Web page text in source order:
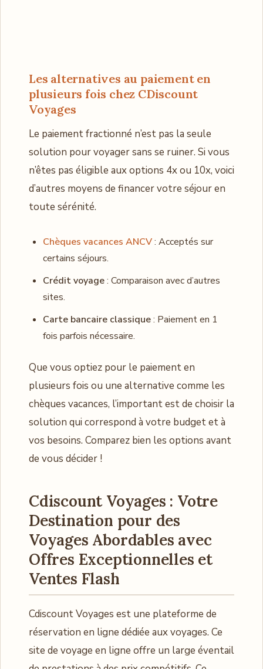
Les alternatives au paiement en
plusieurs fois chez CDiscount
Voyages
Le paiement fractionné n’est pas la seule
solution pour voyager sans se ruiner. Si vous
n’êtes pas éligible aux options 4x ou 10x, voici
d’autres moyens de financer votre séjour en
toute sérénité.
Chèques vacances ANCV: Acceptés sur
certains séjours.
Crédit voyage: Comparaison avec d’autres
sites.
Carte bancaire classique: Paiement en 1
fois parfois nécessaire.
Que vous optiez pour le paiement en
plusieurs fois ou une alternative comme les
chèques vacances, l’important est de choisir la
solution qui correspond à votre budget et à
vos besoins. Comparez bien les options avant
de vous décider !
Cdiscount Voyages : Votre
Destination pour des
Voyages Abordables avec
Offres Exceptionnelles et
Ventes Flash
Cdiscount Voyages est une plateforme de
réservation en ligne dédiée aux voyages. Ce
site de voyage en ligne offre un large éventail